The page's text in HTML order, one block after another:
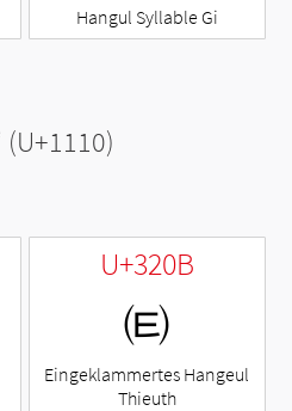
Hangul Syllable Gi
(U+1110)
U+320B
㈋
Eingeklammertes Hangeul
Thieuth